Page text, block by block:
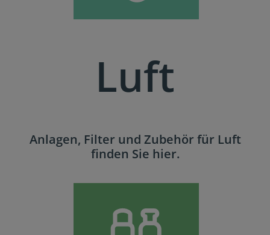
Luft
Anlagen, Filter und Zubehör für Luft
finden Sie hier.